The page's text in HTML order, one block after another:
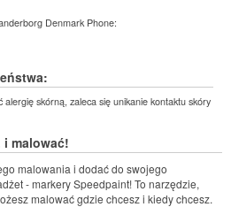
Denmark Phone:
alergię skórną, zaleca się unikanie kontaktu skóry
i malować!
malowania i dodać do swojego
- markery Speedpaint! To narzędzie,
malować gdzie chcesz i kiedy chcesz.